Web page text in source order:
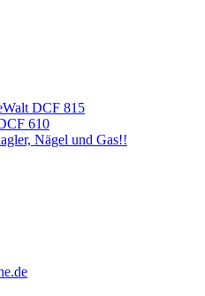
DCF 815
610
Nägel und Gas!!